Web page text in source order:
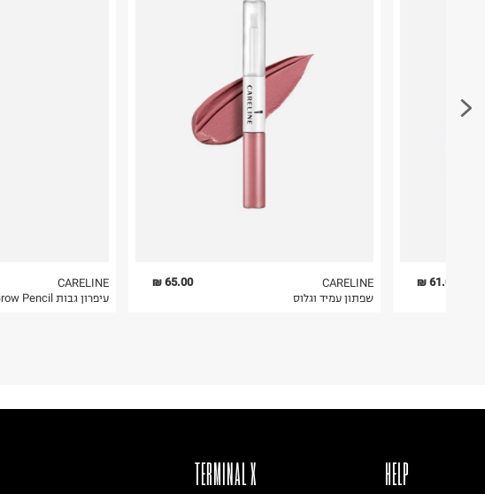
פריטים שבירים יש להחזיר עם שליח דרך ממשק ההחזרות באתר בלבד
CARELINE
עיפרון גבות Brow Pencil
65.00 ₪
CARELINE
שפתון עמיד וגלוס
61.00 ₪
TERMINAL X HELP